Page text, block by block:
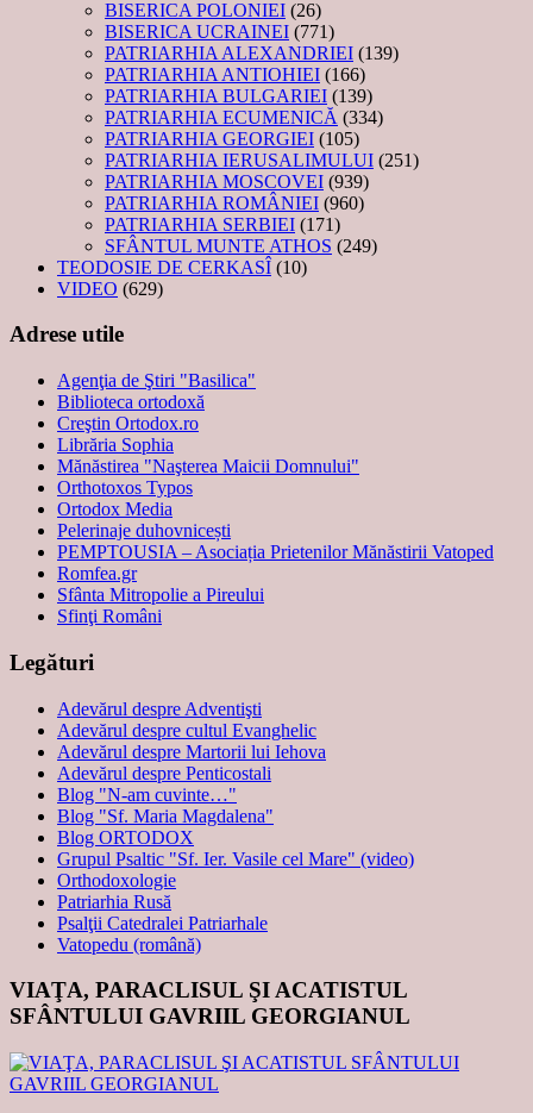
BISERICA POLONIEI (26)
BISERICA UCRAINEI (771)
PATRIARHIA ALEXANDRIEI (139)
PATRIARHIA ANTIOHIEI (166)
PATRIARHIA BULGARIEI (139)
PATRIARHIA ECUMENICĂ (334)
PATRIARHIA GEORGIEI (105)
PATRIARHIA IERUSALIMULUI (251)
PATRIARHIA MOSCOVEI (939)
PATRIARHIA ROMÂNIEI (960)
PATRIARHIA SERBIEI (171)
SFÂNTUL MUNTE ATHOS (249)
TEODOSIE DE CERKASÎ (10)
VIDEO (629)
Adrese utile
Agenţia de Ştiri "Basilica"
Biblioteca ortodoxă
Creştin Ortodox.ro
Librăria Sophia
Mănăstirea "Naşterea Maicii Domnului"
Orthotoxos Typos
Ortodox Media
Pelerinaje duhovnicești
PEMPTOUSIA – Asociația Prietenilor Mănăstirii Vatoped
Romfea.gr
Sfânta Mitropolie a Pireului
Sfinţi Români
Legături
Adevărul despre Adventişti
Adevărul despre cultul Evanghelic
Adevărul despre Martorii lui Iehova
Adevărul despre Penticostali
Blog "N-am cuvinte…"
Blog "Sf. Maria Magdalena"
Blog ORTODOX
Grupul Psaltic "Sf. Ier. Vasile cel Mare" (video)
Orthodoxologie
Patriarhia Rusă
Psalţii Catedralei Patriarhale
Vatopedu (română)
VIAŢA, PARACLISUL ŞI ACATISTUL
SFÂNTULUI GAVRIIL GEORGIANUL